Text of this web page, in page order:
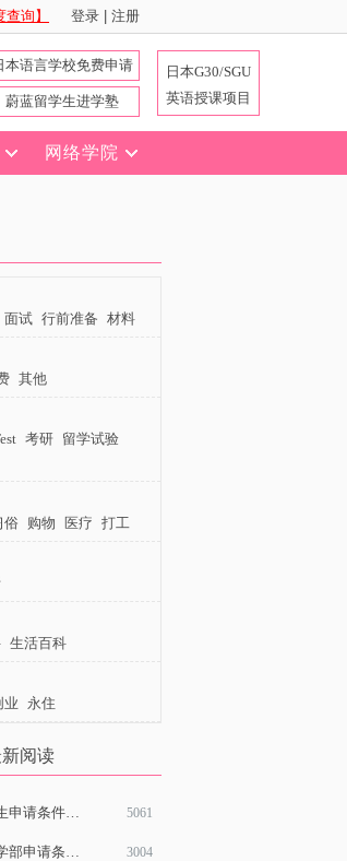
登录 注册
查询】
本语言学校免费申请
蔚蓝留学生进学塾
日本G30/SGU
英语授课项目
网络学院
面试 行前准备 材料
其他
考研 留学试验
俗 购物 医疗 打工
生活百科
业 永住
阅读
件有哪些？ 5061
条件是什么？ 3004